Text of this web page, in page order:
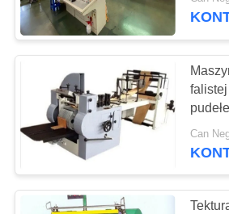
NAMI
AKTUALNOŚCI
POPROSIĆ
WYCENĘ
Pas
Can